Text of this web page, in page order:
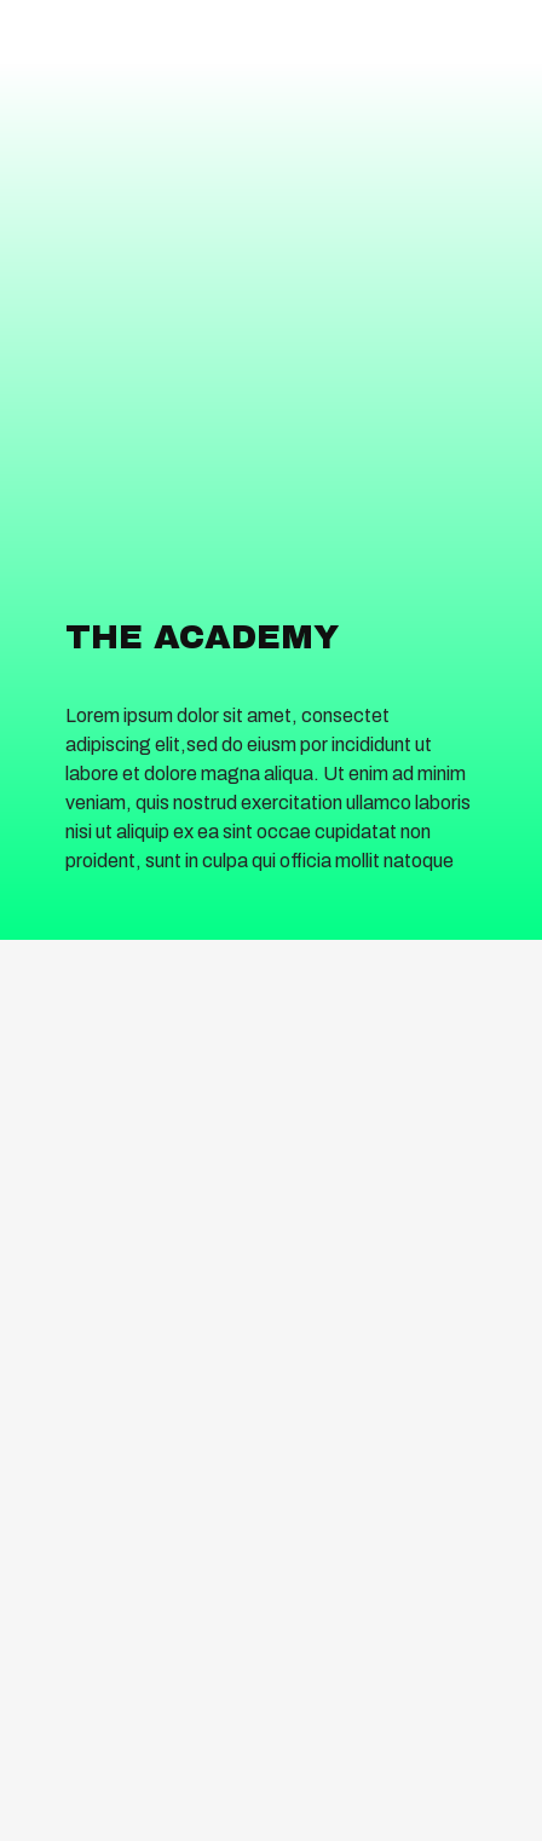
THE ACADEMY
Lorem ipsum dolor sit amet, consectet
adipiscing elit,sed do eiusm por incididunt ut
labore et dolore magna aliqua. Ut enim ad minim
veniam, quis nostrud exercitation ullamco laboris
nisi ut aliquip ex ea sint occae cupidatat non
proident, sunt in culpa qui officia mollit natoque